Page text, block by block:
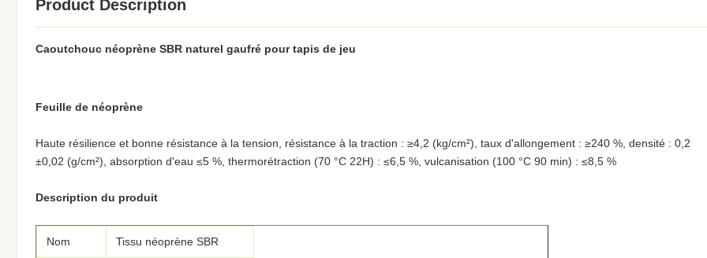
Product Description
Caoutchouc néoprène SBR naturel gaufré pour tapis de jeu
Feuille de néoprène
Haute résilience et bonne résistance à la tension, résistance à la traction : ≥4,2 (kg/cm²), taux d'allongement : ≥240 %, densité : 0,2
±0,02 (g/cm²), absorption d'eau ≤5 %, thermorétraction (70 °C 22H) : ≤6,5 %, vulcanisation (100 °C 90 min) : ≤8,5 %
Description du produit
Nom Tissu néoprène SBR